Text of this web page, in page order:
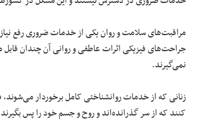
مراقبت‌های سلامت و روان یکی از خدمات ضروری رفع
جراحت‌های فیزیکی اثرات عاطفی و روانی آن چندان
نمی‌گیرند.
زنانی که از خدمات روانشناختی کامل برخوردار
کنند که از سر گذرانده‌اند و روح و جسم خود را پس